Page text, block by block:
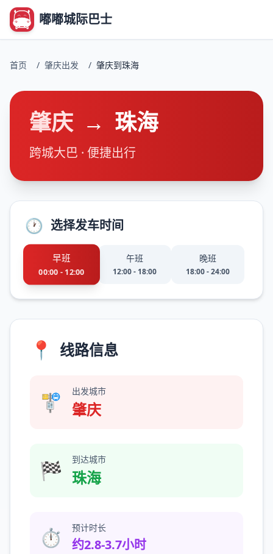
嘟嘟城际巴士
首页 / 肇庆出发 / 肇庆到珠海
肇庆 → 珠海
跨城大巴 · 便捷出行
🕐 选择发车时间
早班
00:00 - 12:00
午班
12:00 - 18:00
晚班
18:00 - 24:00
📍 线路信息
🚏 出发城市
肇庆
🏁 到达城市
珠海
⏱️ 预计时长
约2.8-3.7小时